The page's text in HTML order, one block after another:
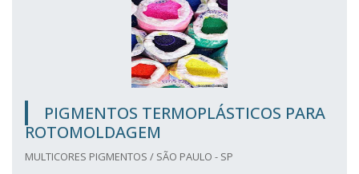
PIGMENTOS TERMOPLÁSTICOS PARA
ROTOMOLDAGEM
MULTICORES PIGMENTOS / SÃO PAULO - SP